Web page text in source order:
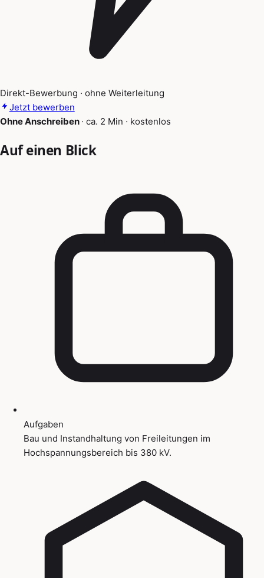
Direkt-Bewerbung · ohne Weiterleitung
Jetzt bewerben
Ohne Anschreiben · ca. 2 Min · kostenlos
Auf einen Blick
Aufgaben
Bau und Instandhaltung von Freileitungen im
Hochspannungsbereich bis 380 kV.